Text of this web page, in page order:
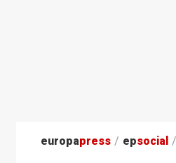
europapress / epsocial /